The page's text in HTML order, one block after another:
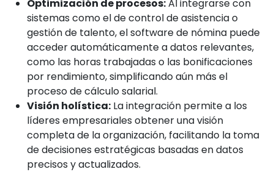
Optimización de procesos:Al integrarse con
sistemas como el de control de asistencia o
gestión de talento, el software de nómina puede
acceder automáticamente a datos relevantes,
como las horas trabajadas o las bonificaciones
por rendimiento, simplificando aún más el
proceso de cálculo salarial.
Visión holística: La integración permite a los
líderes empresariales obtener una visión
completa de la organización, facilitando la toma
de decisiones estratégicas basadas en datos
precisos y actualizados.